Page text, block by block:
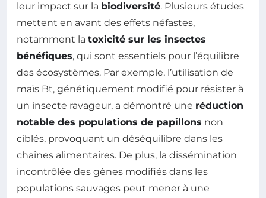
leur impact sur la biodiversité. Plusieurs études
mettent en avant des effets néfastes,
notamment la toxicité sur les insectes
bénéfiques, qui sont essentiels pour l’équilibre
des écosystèmes. Par exemple, l’utilisation de
maïs Bt, génétiquement modifié pour résister à
un insecte ravageur, a démontré une réduction
notable des populations de papillons non
ciblés, provoquant un déséquilibre dans les
chaînes alimentaires. De plus, la dissémination
incontrôlée des gènes modifiés dans les
populations sauvages peut mener à une